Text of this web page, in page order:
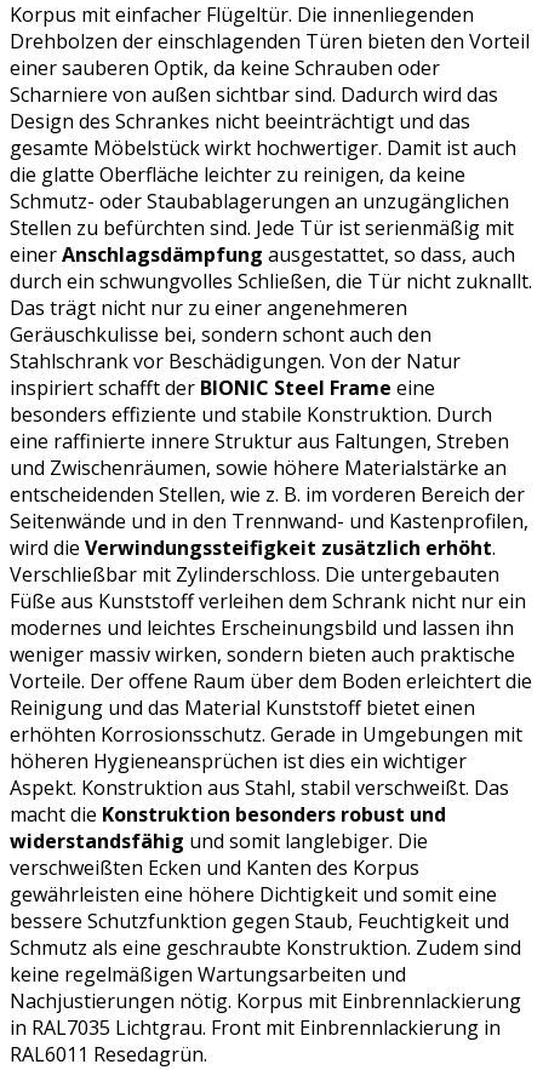
Korpus mit einfacher Flügeltür. Die innenliegenden
Drehbolzen der einschlagenden Türen bieten den Vorteil
einer sauberen Optik, da keine Schrauben oder
Scharniere von außen sichtbar sind. Dadurch wird das
Design des Schrankes nicht beeinträchtigt und das
gesamte Möbelstück wirkt hochwertiger. Damit ist auch
die glatte Oberfläche leichter zu reinigen, da keine
Schmutz- oder Staubablagerungen an unzugänglichen
Stellen zu befürchten sind. Jede Tür ist serienmäßig mit
einerAnschlagsdämpfung ausgestattet, so dass, auch
durch ein schwungvolles Schließen, die Tür nicht zuknallt.
Das trägt nicht nur zu einer angenehmeren
Geräuschkulisse bei, sondern schont auch den
Stahlschrank vor Beschädigungen. Von der Natur
inspiriert schafft der BIONIC Steel Frame eine
besonders effiziente und stabile Konstruktion. Durch
eine raffinierte innere Struktur aus Faltungen, Streben
und Zwischenräumen, sowie höhere Materialstärke an
entscheidenden Stellen, wie z. B. im vorderen Bereich der
Seitenwände und in den Trennwand- und Kastenprofilen,
wird die Verwindungssteifigkeit zusätzlich erhöht.
Verschließbar mit Zylinderschloss. Die untergebauten
Füße aus Kunststoff verleihen dem Schrank nicht nur ein
modernes und leichtes Erscheinungsbild und lassen ihn
weniger massiv wirken, sondern bieten auch praktische
Vorteile. Der offene Raum über dem Boden erleichtert die
Reinigung und das Material Kunststoff bietet einen
erhöhten Korrosionsschutz. Gerade in Umgebungen mit
höheren Hygieneansprüchen ist dies ein wichtiger
Aspekt. Konstruktion aus Stahl, stabil verschweißt. Das
macht die Konstruktion besonders robust und
widerstandsfähig und somit langlebiger. Die
verschweißten Ecken und Kanten des Korpus
gewährleisten eine höhere Dichtigkeit und somit eine
bessere Schutzfunktion gegen Staub, Feuchtigkeit und
Schmutz als eine geschraubte Konstruktion. Zudem sind
keine regelmäßigen Wartungsarbeiten und
Nachjustierungen nötig. Korpus mit Einbrennlackierung
in RAL7035 Lichtgrau. Front mit Einbrennlackierung in
RAL6011 Resedagrün.